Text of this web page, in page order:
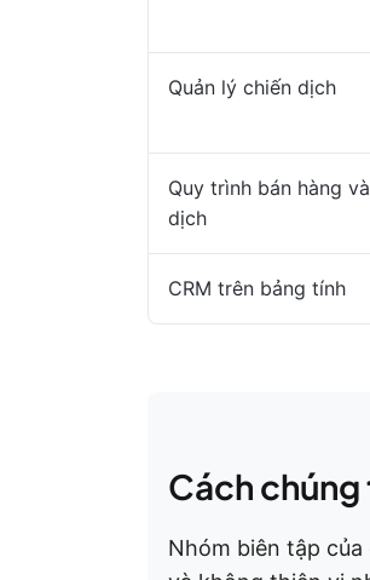
Quản lý chiến dịch
Quy trình bán hàng
dịch
CRM trên bảng tính
Cách
Nhóm biên tập